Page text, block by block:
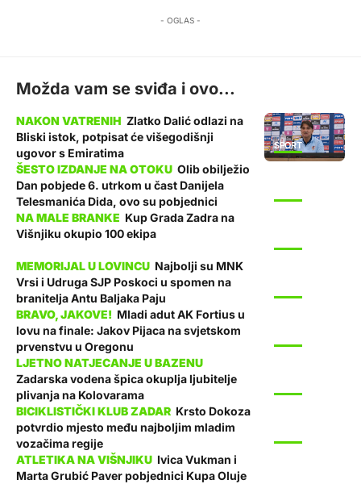
- OGLAS -
Možda vam se sviđa i ovo...
SPORT
Zlatko Dalić odlazi na
Bliski istok, potpisat će višegodišnji
ugovor s Emiratima
Olib obilježio
Dan pobjede 6. utrkom u čast Danijela
Telesmanića Dida, ovo su pobjednici
Kup Grada Zadra na
Višnjiku okupio 100 ekipa
Najbolji su MNK
Vrsi i Udruga SJP Poskoci u spomen na
branitelja Antu Baljaka Paju
Mladi adut AK Fortius u
lovu na finale: Jakov Pijaca na svjetskom
prvenstvu u Oregonu
Zadarska vodena špica okuplja ljubitelje
plivanja na Kolovarama
Krsto Dokoza
potvrdio mjesto među najboljim mladim
vozačima regije
Ivica Vukman i
Marta Grubić Paver pobjednici Kupa Oluje